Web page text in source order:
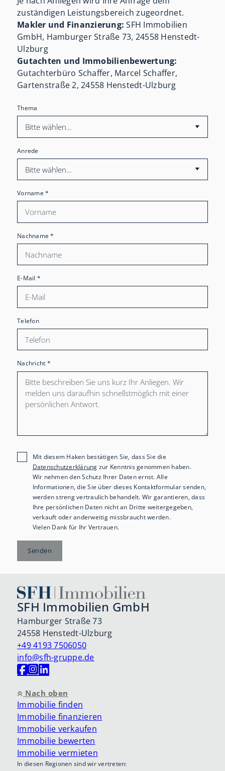
zuständigen Leistungsbereich zugeordnet.
Makler und Finanzierung: SFH Immobilien
GmbH, Hamburger Straße 73, 24558 Henstedt-
Ulzburg
Gutachten und Immobilienbewertung:
Gutachterbüro Schaffer, Marcel Schaffer,
Gartenstraße 2, 24558 Henstedt-Ulzburg
Thema
Anrede
Vorname*
Nachname*
E-Mail *
Telefon
Nachricht *
Mit diesem Haken bestätigen Sie, dass Sie die
Datenschutzerklärung zur Kenntnis genommen haben.
Wir nehmen den Schutz Ihrer Daten ernst. Alle
Informationen, die Sie über dieses Kontaktformular senden,
werden streng vertraulich behandelt. Wir garantieren, dass
Ihre persönlichen Daten nicht an Dritte weitergegeben,
verkauft oder anderweitig missbraucht werden.
Vielen Dank für Ihr Vertrauen.
Senden
SFH Immobilien GmbH
Hamburger Straße 73
24558 Henstedt-Ulzburg
+49 4193 7506050
info@sfh-gruppe.de
In diesen Regionen sind wir vertreten:
Nach oben
Immobilie finden
Immobilie finanzieren
Immobilie verkaufen
Immobilie bewerten
Immobilie vermieten